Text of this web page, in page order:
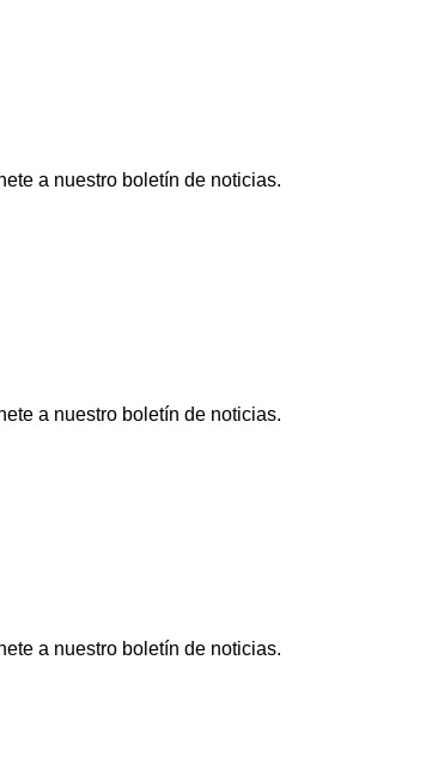
a nuestro boletín de noticias.
a nuestro boletín de noticias.
a nuestro boletín de noticias.